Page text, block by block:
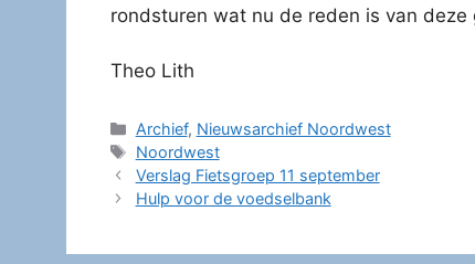
rondsturen wat nu de reden is van
Theo Lith
Categorieën
Archief, Nieuwsarchief Noordwest
Tags
Noordwest
Verslag Fietsgroep 11 september
Hulp voor de voedselbank